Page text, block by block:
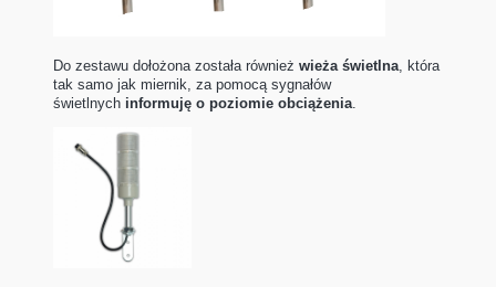
Do zestawu dołożona została również wieża świetlna, która
tak samo jak miernik, za pomocą sygnałów
świetlnych informuję o poziomie obciążenia.